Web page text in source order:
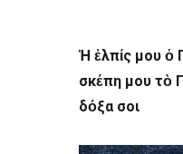
Ἡ ἐλπίς μου ὁ
σκέπη μου τὸ
δόξα σοι